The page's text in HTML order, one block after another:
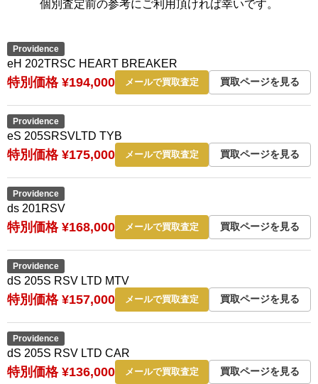
個別査定前の参考にご利用頂ければ幸いです。
Providence
eH 202TRSC HEART BREAKER
特別価格 ¥194,000 メールで買取査定 買取ページを見る
Providence
eS 205SRSVLTD TYB
特別価格 ¥175,000 メールで買取査定 買取ページを見る
Providence
ds 201RSV
特別価格 ¥168,000 メールで買取査定 買取ページを見る
Providence
dS 205S RSV LTD MTV
特別価格 ¥157,000 メールで買取査定 買取ページを見る
Providence
dS 205S RSV LTD CAR
特別価格 ¥136,000 メールで買取査定 買取ページを見る